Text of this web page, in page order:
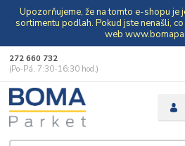
Upozorňujeme, že na tomto e-shopu je
sortimentu podlah. Pokud jste nenašli,
web
272 660 732
(Po-Pá, 7:30-16:30 hod.)